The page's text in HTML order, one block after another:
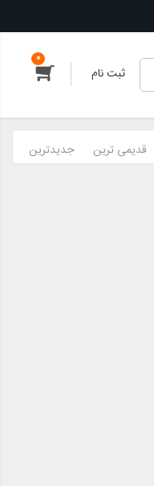
0
ثبت نام
قدیمی ترین جدیدترین